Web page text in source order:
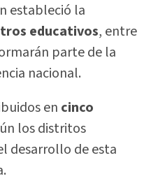
estableció la
educativos, entre
parte de la
nacional.
en cinco
los distritos
desarrollo de esta